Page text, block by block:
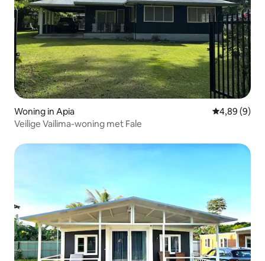
Woning in Apia Gemiddelde
4,89 (9)
Veilige Vailima-woning met Fale